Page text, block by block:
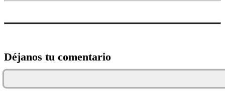
Déjanos tu comentario